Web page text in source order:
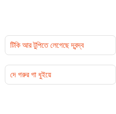
টিকি আর টুপিতে লেগেছে দ্বন্দ্ব
দে গরুর গা ধুইয়ে